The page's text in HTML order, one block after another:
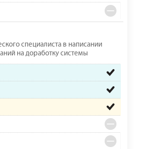
специалиста в написании
на доработку системы